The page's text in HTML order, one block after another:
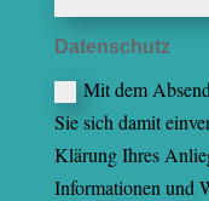
Datenschutz
Mit dem
Sie sich damit
Klärung Ihres
Informationen und